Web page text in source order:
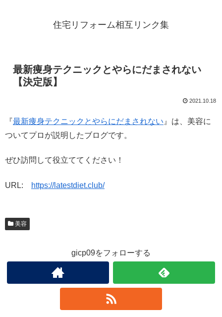
住宅リフォーム相互リンク集
最新痩身テクニックとやらにだまされない
【決定版】
2021.10.18
『最新痩身テクニックとやらにだまされない 』は、美容に
ついてプロが説明したブログです。
ぜひ訪問して役立ててください！
URL: https://latestdiet.club/
美容
gicp09をフォローする